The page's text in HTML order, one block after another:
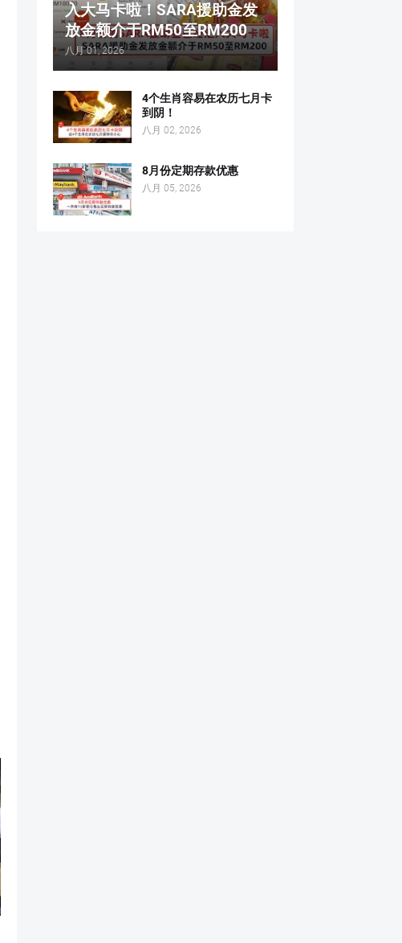
入大马卡啦！SARA援助金发
放金额介于RM50至RM200
八月 01, 2026
4个生肖容易在农历七月卡
到阴！
八月 02, 2026
8月份定期存款优惠
八月 05, 2026